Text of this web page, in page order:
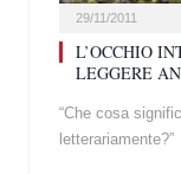
29/11/2011
L’OCCHIO
LEGGERE
“Che cosa